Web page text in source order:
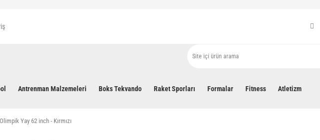
Antrenman Malzemeleri Boks Tekvando Raket Sporları Formalar Fitness Atletizm
Yay 62 inch - Kırmızı